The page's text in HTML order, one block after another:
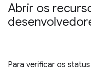
Abrir os
Para verificar os